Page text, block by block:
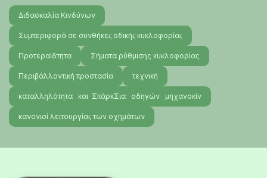
Διδασκαλία Κινδύνων
Συμπεριφορά σε συνθήκεϛ οδικήϛ κυκλοφορίαϛ
ΠροτεραΙδτητα Σήματα ρύθμισης κυκλοφορίας
Περιβάλλοντική προστασία τεχνική
καταλληλότητα και ΣπάρκΣια οδηγών μηχανοκίν
κανονισί λειτουργίαϛ των οχημάτων